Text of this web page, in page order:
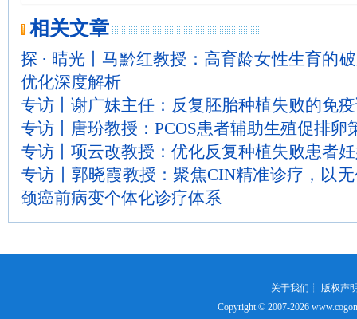
相关文章
探 · 晴光丨马黔红教授：高育龄女性生育的
优化深度解析
专访丨谢广妹主任：反复胚胎种植失败的免
专访丨唐玢教授：PCOS患者辅助生殖促排卵
专访丨项云改教授：优化反复种植失败患者
专访丨郭晓霞教授：聚焦CIN精准诊疗，以
颈癌前病变个体化诊疗体系
关于我们 ┊ 版权声
Copyright © 2007-2026